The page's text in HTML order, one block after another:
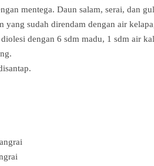
mentega. Daun salam, serai, dan
yang sudah direndam dengan air
dengan 6 sdm madu, 1 sdm air